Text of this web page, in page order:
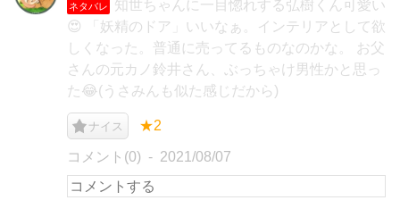
ネタバレ
知世ちゃんに一目惚れする弘樹くん可愛い
😍 「妖精のドア」いいなぁ。インテリアとして欲
しくなった。普通に売ってるものなのかな。 お父
さんの元カノ鈴井さん、ぶっちゃけ男性かと思っ
た😂(うさみんも似た感じだから)
ナイス ★2
コメント(0) 2021/08/07